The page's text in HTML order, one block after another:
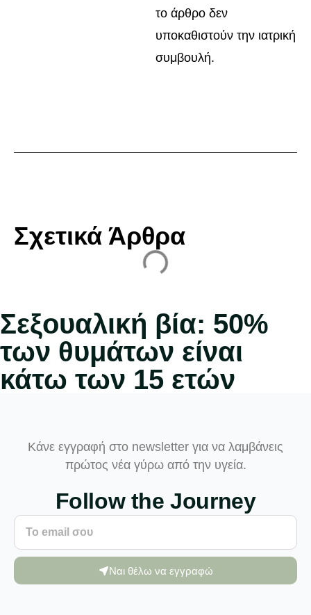
το άρθρο δεν
υποκαθιστούν την ιατρική
συμβουλή.
Σχετικά Άρθρα
Σεξουαλική βία: 50%
των θυμάτων είναι
κάτω των 15 ετών
Κάνε εγγραφή στο newsletter για να λαμβάνεις
πρώτος νέα γύρω από την υγεία.
Follow the Journey
Ναι θέλω να εγγραφώ